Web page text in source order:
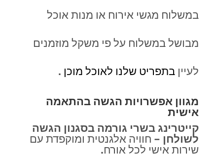
במשלוח מגשי אירוח או מנות אוכל
מבושל במשלוח על פי משקל מוזמנים
לעיין בתפריט שלנו לאוכל מוכן .
מגוון אפשרויות הגשה בהתאמה
אישית
קייטרינג בשרי גורמה בסגנון הגשה
לשולחן – חוויה אלגנטית ומוקפדת עם
שירות אישי לכל אורח.